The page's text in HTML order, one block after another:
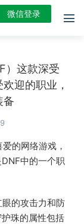
微信登录
）这款深受
迎的职业，
备
的网络游戏，
中的一个职
的攻击力和防
珠的属性包括